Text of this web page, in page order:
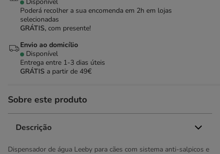
Poderá recolher a sua encomenda em 2h em lojas
selecionadas
GRÁTIS, com presente!
Envio ao domicílio
Disponível
Entrega entre 1-3 dias úteis
GRÁTIS a partir de 49€
Sobre este produto
Descrição
Dispensador de água Leeby para cães com sistema anti-salpicos e